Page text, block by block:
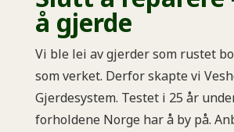
å gjerde
Vi ble lei av gjerder som rustet
som verket. Derfor skapte vi
Gjerdesystem. Testet i 25 år
forholdene Norge har å by på.